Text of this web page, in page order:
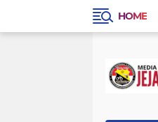
HOME